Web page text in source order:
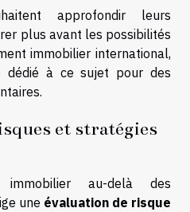
approfondir leurs
plus avant les possibilités
immobilier international,
dédié à ce sujet pour des
et stratégies
immobilier au-delà des
une évaluation de risque